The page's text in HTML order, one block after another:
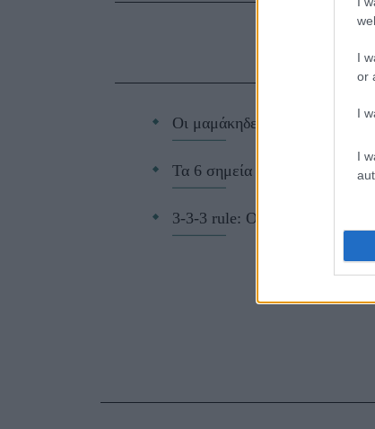
I
or
I
I
Οι μαμάκηδες του ζωδιακού:
Τα 6 σημεία του σπιτιού που
3-3-3 rule: Ο κανόνας που θα